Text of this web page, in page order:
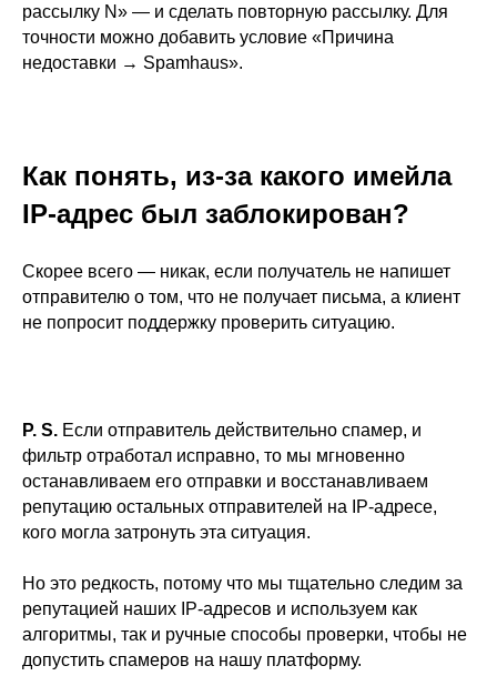
рассылку N» — и сделать повторную рассылку. Для
точности можно добавить условие «Причина
недоставки → Spamhaus».
Как понять, из-за какого имейла
IP-адрес был заблокирован?
Скорее всего — никак, если получатель не напишет
отправителю о том, что не получает письма, а клиент
не попросит поддержку проверить ситуацию.
P. S. Если отправитель действительно спамер, и
фильтр отработал исправно, то мы мгновенно
останавливаем его отправки и восстанавливаем
репутацию остальных отправителей на IP-адресе,
кого могла затронуть эта ситуация.
Но это редкость, потому что мы тщательно следим за
репутацией наших IP-адресов и используем как
алгоритмы, так и ручные способы проверки, чтобы не
допустить спамеров на нашу платформу.